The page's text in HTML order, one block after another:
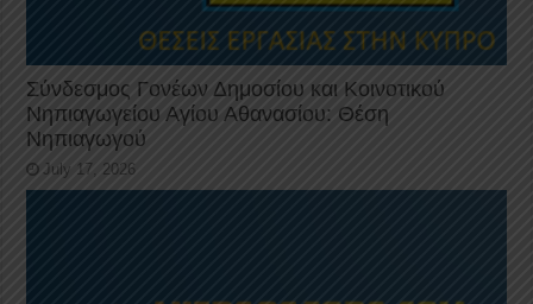
Σύνδεσμος Γονέων Δημοσίου και Κοινοτικού
Νηπιαγωγείου Αγίου Αθανασίου: Θέση
Νηπιαγωγού
July 17, 2026